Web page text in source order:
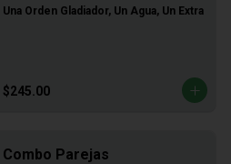
Una Orden Gladiador, Un Agua, Un Extra
$245.00
Combo Parejas